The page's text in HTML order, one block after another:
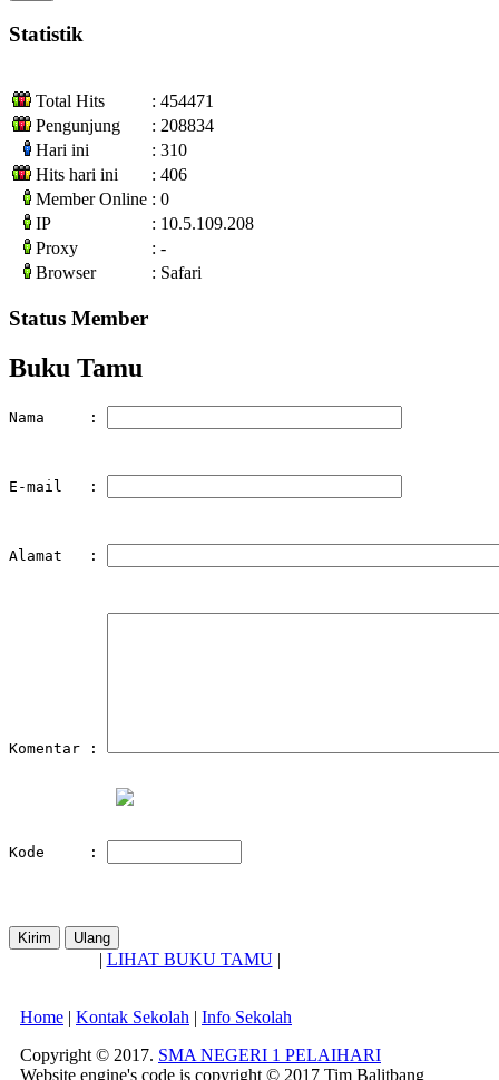
Statistik
Total Hits
: 454471
Pengunjung
: 208834
Hari ini
: 310
Hits hari ini
: 406
Member Online : 0
IP
: 10.5.109.208
Proxy
: -
Browser
: Safari
Status Member
Buku Tamu
Nama     :
E-mail   :
Alamat   :
Komentar :
Kode     :
| LIHAT BUKU TAMU|
Home | Kontak Sekolah | Info Sekolah
Copyright © 2017. SMA NEGERI 1 PELAIHARI
Website engine's code is copyright © 2017 Tim Balitbang